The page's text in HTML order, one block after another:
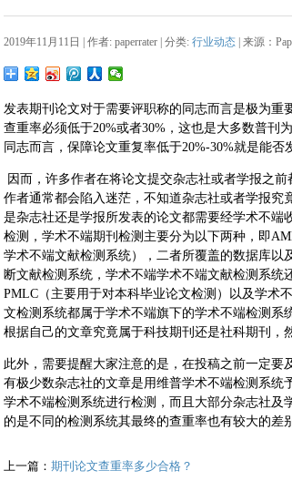
2019年11月11日 | 作者: paperrater | 分类: 行业动态 | 来源：
发表期刊论文对于需要评职称的同志而言是极为
查重率必须低于20%或者30%，这也是大多数普刊
同志而言，保障论文重复率低于20%-30%就是能否
因而，许多作者在将论文提交杂志社或者学报之
作者通常都会陷入迷茫，不知道杂志社或者学报
是杂志社还是学报所发表的论文都需要经学术不端
检测，学术不端期刊检测主要分为以下两种，即
学术不端文献检测系统），二者所覆盖的数据库
断文献检测系统，学术不端学术不端文献检测系
PMLC（主要用于对本科毕业论文检测）以及学术
文检测系统都属于学术不端旗下的学术不端检测
根据自己的文章究竟属于科技期刊还是社科期刊，
此外，需要提醒大家注意的是，在投稿之前一定
有极少数杂志社的文章是用维普学术不端检测系
学术不端检测系统进行检测，而且大部分杂志社及
的是不同的检测系统其最终的查重率也有较大的差
上一篇： 期刊论文查重率多少合格？